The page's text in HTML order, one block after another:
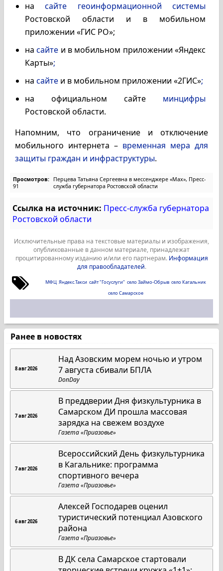
насайте геоинформационной системы
Ростовской области и в мобильном
приложении «ГИС РО»;
насайте и в мобильном приложении «Яндекс
Карты»;
на сайте и в мобильном приложении «2ГИС»;
на официальном сайте минцифры
Ростовской области.
Напомним, что ограничение и отключение
мобильного интернета – временная мера для
защиты граждан и инфраструктуры.
Просмотров:
91
Перцева Татьяна Сергеевна в мессенджере «Мах», Пресс-
служба губернатора Ростовской области
Ссылка на источник: Пресс-служба губернатора
Ростовской области
Исключительные права на текстовые материалы и изображения,
опубликованные в данном материале, принадлежат
процитированному изданию и/или его партнерам. Информация
для правообладателей.
МФЦ Яндекс.Такси сайт "Госуслуги" село Займо-Обрыв село Кагальник
село Самарское
Ранее в новостях
8 авг 2026
Над Азовским морем ночью и утром
7 августа сбивали БПЛА
DonDay
7 авг 2026
В преддверии Дня физкультурника в
Самарском ДИ прошла массовая
зарядка на свежем воздухе
Газета «Приазовье»
7 авг 2026
Всероссийский День физкультурника
в Кагальнике: программа
спортивного вечера
Газета «Приазовье»
6 авг 2026
Алексей Господарев оценил
туристический потенциал Азовского
района
Газета «Приазовье»
В ДК села Самарское стартовали